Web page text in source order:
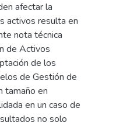
afectar la
activos resulta en
nota técnica
de Activos
de los
de Gestión de
tamaño en
en un caso de
no solo